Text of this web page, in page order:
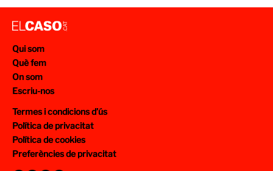
Qui som
Què fem
On som
Escriu-nos
Termes i condicions d’ús
Política de privacitat
Política de cookies
Preferències de privacitat